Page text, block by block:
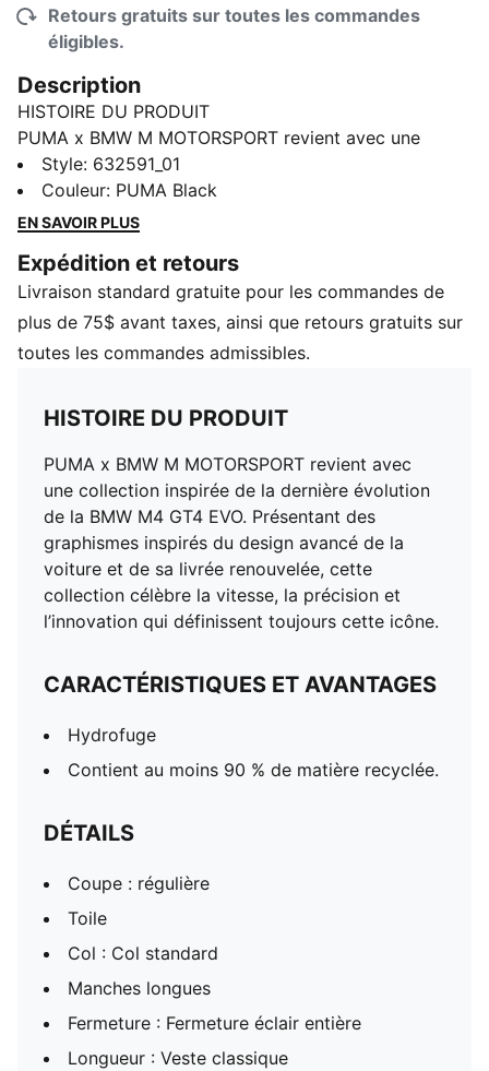
Retours gratuits sur toutes les commandes
éligibles.
Description
HISTOIRE DU PRODUIT
PUMA x BMW M MOTORSPORT revient avec une
collection inspirée de la dernière évolution de la BMW
M4 GT4 EVO. Présentant des graphismes inspirés du
design avancé de la voiture et de sa livrée renouvelée,
l’innovation qui définissent toujours cette icône.
CARACTÉRISTIQUES ET AVANTAGES
Hydrofuge
Contient au moins 90 % de matière recyclée.
Toile
Col : Col standard
Manches longues
Fermeture : Fermeture éclair entière
Longueur : Veste classique
Capuchon pliable
Poches : Poches à fermeture éclair
Style: 632591_01
Couleur: PUMA Black
EN SAVOIR PLUS
Expédition et retours
Livraison standard gratuite pour les commandes de
plus de 75$ avant taxes, ainsi que retours gratuits sur
toutes les commandes admissibles.
HISTOIRE DU PRODUIT
PUMA x BMW M MOTORSPORT revient avec
une collection inspirée de la dernière évolution
de la BMW M4 GT4 EVO. Présentant des
graphismes inspirés du design avancé de la
voiture et de sa livrée renouvelée, cette
collection célèbre la vitesse, la précision et
l’innovation qui définissent toujours cette icône.
CARACTÉRISTIQUES ET AVANTAGES
Hydrofuge
Contient au moins 90 % de matière recyclée.
DÉTAILS
Coupe : régulière
Toile
Col : Col standard
Manches longues
Fermeture : Fermeture éclair entière
Longueur : Veste classique